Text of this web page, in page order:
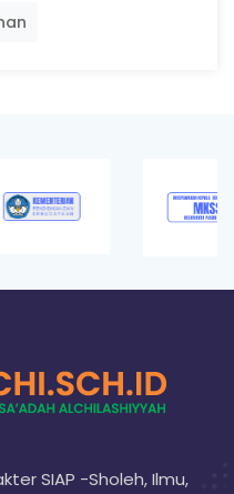
SIAP -Sholeh, Ilmu,